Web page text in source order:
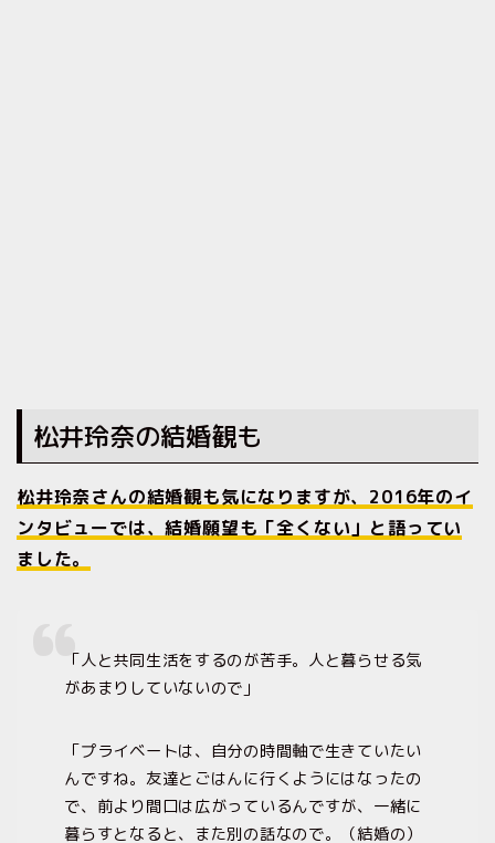
松井玲奈の結婚観も
松井玲奈さんの結婚観も気になりますが、2016年のイ
ンタビューでは、結婚願望も「全くない」と語ってい
ました。
「人と共同生活をするのが苦手。人と暮らせる気
があまりしていないので」
「プライベートは、自分の時間軸で生きていたい
んですね。友達とごはんに行くようにはなったの
で、前より間口は広がっているんですが、一緒に
暮らすとなると、また別の話なので。（結婚の）